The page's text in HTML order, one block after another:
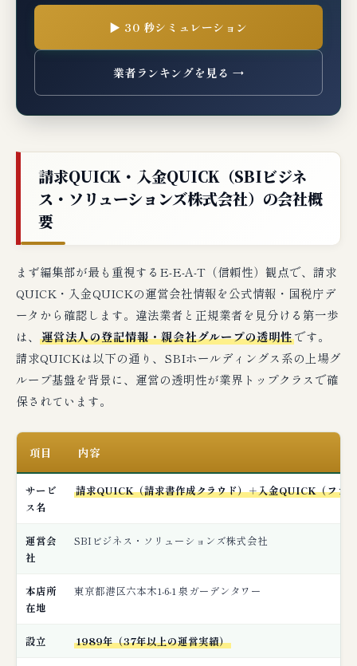
🆘 もし請求QUICK・入金QUICKの審査に
落ちたら？次の一手3選
請求QUICKで審査落ちた場合の次の一手
編集部の最終判断：請求QUICK・入金
QUICKはこんな事業者に最適
▶ 30 秒シミュレーション
業者ランキングを見る →
請求QUICK・入金QUICK（SBIビジネ
ス・ソリューションズ株式会社）の会社概
要
まず編集部が最も重視するE-E-A-T（信頼性）観点で、請求
QUICK・入金QUICKの運営会社情報を公式情報・国税庁デ
ータから確認します。違法業者と正規業者を見分ける第一歩
は、 運営法人の登記情報・親会社グループの透明性です。
請求QUICKは以下の通り、SBIホールディングス系の上場グ
ループ基盤を背景に、運営の透明性が業界トップクラスで確
保されています。
項目 内容
サービ
ス名
請求QUICK（請求書作成クラウド）＋入金QUICK（ファ
運営会
社
SBIビジネス・ソリューションズ株式会社
本店所
在地
東京都港区六本木1-6-1 泉ガーデンタワー
設立 1989年（37年以上の運営実績）